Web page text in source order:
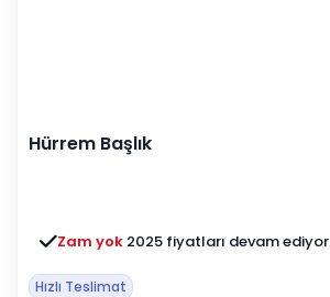
Hürrem Başlık
Zam yok 2025 fiyatları devam ediyor
Hızlı Teslimat